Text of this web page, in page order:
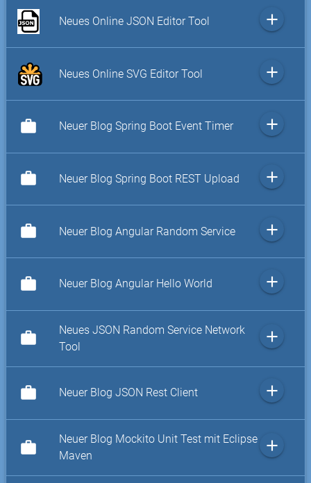
Neues Online JSON Editor Tool add
Neues Online SVG Editor Tool add
work Neuer Blog Spring Boot Event Timer add
work Neuer Blog Spring Boot REST Upload add
work Neuer Blog Angular Random Service add
work Neuer Blog Angular Hello World add
work
Neues JSON Random Service Network
Tool
add
work Neuer Blog JSON Rest Client add
work
Neuer Blog Mockito Unit Test mit Eclipse
Maven
add